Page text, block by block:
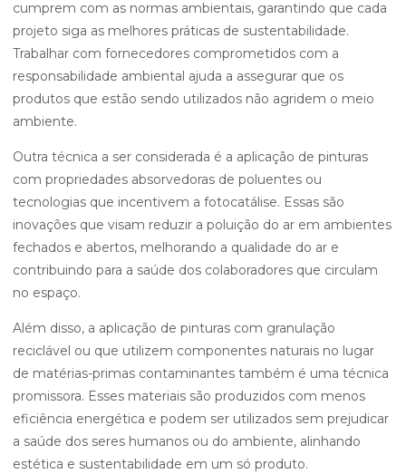
cumprem com as normas ambientais, garantindo que cada
projeto siga as melhores práticas de sustentabilidade.
Trabalhar com fornecedores comprometidos com a
responsabilidade ambiental ajuda a assegurar que os
produtos que estão sendo utilizados não agridem o meio
ambiente.
Outra técnica a ser considerada é a aplicação de pinturas
com propriedades absorvedoras de poluentes ou
tecnologias que incentivem a fotocatálise. Essas são
inovações que visam reduzir a poluição do ar em ambientes
fechados e abertos, melhorando a qualidade do ar e
contribuindo para a saúde dos colaboradores que circulam
no espaço.
Além disso, a aplicação de pinturas com granulação
reciclável ou que utilizem componentes naturais no lugar
de matérias-primas contaminantes também é uma técnica
promissora. Esses materiais são produzidos com menos
eficiência energética e podem ser utilizados sem prejudicar
a saúde dos seres humanos ou do ambiente, alinhando
estética e sustentabilidade em um só produto.